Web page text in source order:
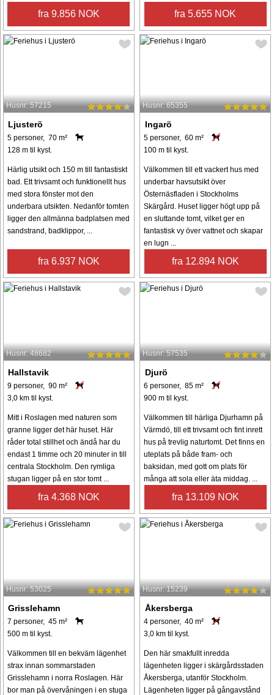
fra 9.856 NOK fra 5.655 NOK
Husnr: 57215
Ljusterö
5 personer, 70 m²
128 m til kyst.
Härlig utsikt och 150 m till fantastiskt
bad. Ett trivsamt och funktionellt hus
med stora fönster mot den
underbara utsikten. Nedanför tomten
ligger den allmänna badplatsen med
sandstrand, badklippor, ...
fra 6.937 NOK
Husnr: 65355
Ingarö
5 personer, 60 m²
100 m til kyst.
Välkommen till ett vackert hus med
underbar havsutsikt över
Östernäsfladen i Stockholms
Skärgård. Huset ligger högt upp på
en sluttande tomt, vilket ger en
fantastisk vy över vattnet och skapar
en lugn ...
fra 12.894 NOK
Husnr: 48682
Hallstavik
9 personer, 90 m²
3,0 km til kyst.
Mitt i Roslagen med naturen som
granne ligger det här huset. Här
råder total stillhet och ändå har du
endast 1 timme och 20 minuter in till
centrala Stockholm. Den rymliga
stugan ligger på en stor tomt ...
fra 4.368 NOK
Husnr: 57535
Djurö
6 personer, 85 m²
900 m til kyst.
Välkommen till härliga Djurhamn på
Värmdö, till ett trivsamt och fint inrett
hus på trevlig naturtomt. Det finns en
uteplats på både fram- och
baksidan, med gott om plats för
många att sola eller äta middag. ...
fra 13.109 NOK
Husnr: 53025
Grisslehamn
7 personer, 45 m²
500 m til kyst.
Välkommen till en bekväm lägenhet
strax innan sommarstaden
Grisslehamn i norra Roslagen. Här
bor man på övervåningen i en stuga
Husnr: 15239
Åkersberga
4 personer, 40 m²
3,0 km til kyst.
Den här smakfullt inredda
lägenheten ligger i skärgårdsstaden
Åkersberga, utanför Stockholm.
Lägenheten ligger på gångavstånd